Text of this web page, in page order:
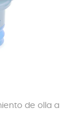
de olla a